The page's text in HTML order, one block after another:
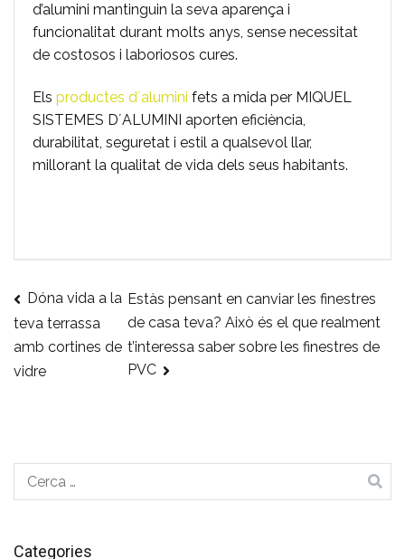
d’alumini mantinguin la seva aparença i
funcionalitat durant molts anys, sense necessitat
de costosos i laboriosos cures.
Els productes d´alumini fets a mida per MIQUEL
SISTEMES D´ALUMINI aporten eficiència,
durabilitat, seguretat i estil a qualsevol llar,
millorant la qualitat de vida dels seus habitants.
Navegació
d'entrades
Dóna vida a la
teva terrassa
amb cortines de
vidre
Estàs pensant en canviar les finestres
de casa teva? Això és el que realment
t’interessa saber sobre les finestres de
PVC
Cerca:
Categories